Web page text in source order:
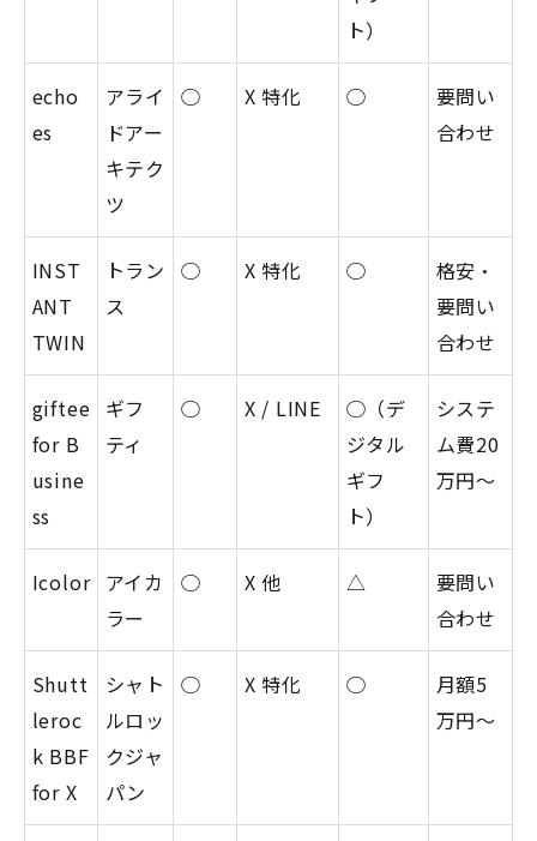
ト）
echo
es
アライ
ドアー
キテク
ツ
◯ X 特化 ◯
要問い
合わせ
INST
ANT
TWIN
トラン
ス
◯ X 特化 ◯
格安・
要問い
合わせ
giftee
for B
usine
ss
ギフ
ティ
◯ X / LINE
◯（デ
ジタル
ギフ
ト）
システ
ム費20
万円〜
Icolor アイカ
ラー
◯ X 他 △
要問い
合わせ
Shutt
leroc
k BBF
for X
シャト
ルロッ
クジャ
パン
◯ X 特化 ◯
月額5
万円〜